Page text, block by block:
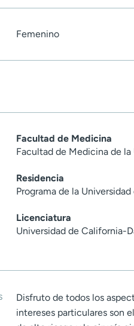
Femenino
Facultad de Medicina
Facultad de Medicina de
Residencia
Programa de la
Licenciatura
Universidad de California-
Disfruto de todos los
intereses particulares son